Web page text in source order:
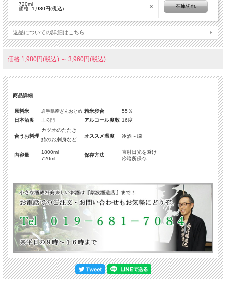
720ml
価格: 1,980円(税込) × 在庫切れ
返品についての詳細はこちら
価格:1,980円(税込) ～ 3,960円(税込)
商品詳細
原料米 岩手県産ぎんおとめ 精米歩合
55％
日本酒度
非公開 アルコール度数 16度
合うお料理
カツオのたたき
鰆のお刺身など
オススメ温度 冷酒～燗
内容量
1800ml
720ml
保存方法
直射日光を避け
冷暗所保存